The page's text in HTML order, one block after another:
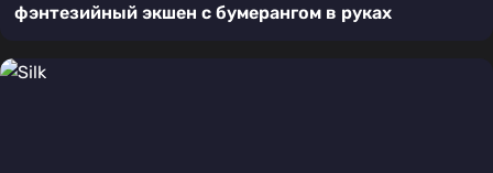
фэнтезийный экшен с бумерангом в руках